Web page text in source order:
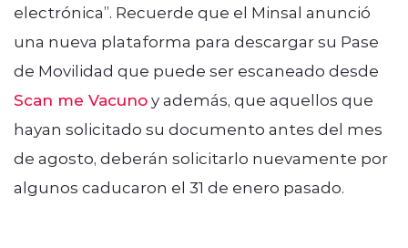
electrónica”. Recuerde que el Minsal anunció
una nueva plataforma para descargar su Pase
de Movilidad que puede ser escaneado desde
Scan me Vacunoy además, que aquellos que
hayan solicitado su documento antes del mes
de agosto, deberán solicitarlo nuevamente por
algunos caducaron el 31 de enero pasado.